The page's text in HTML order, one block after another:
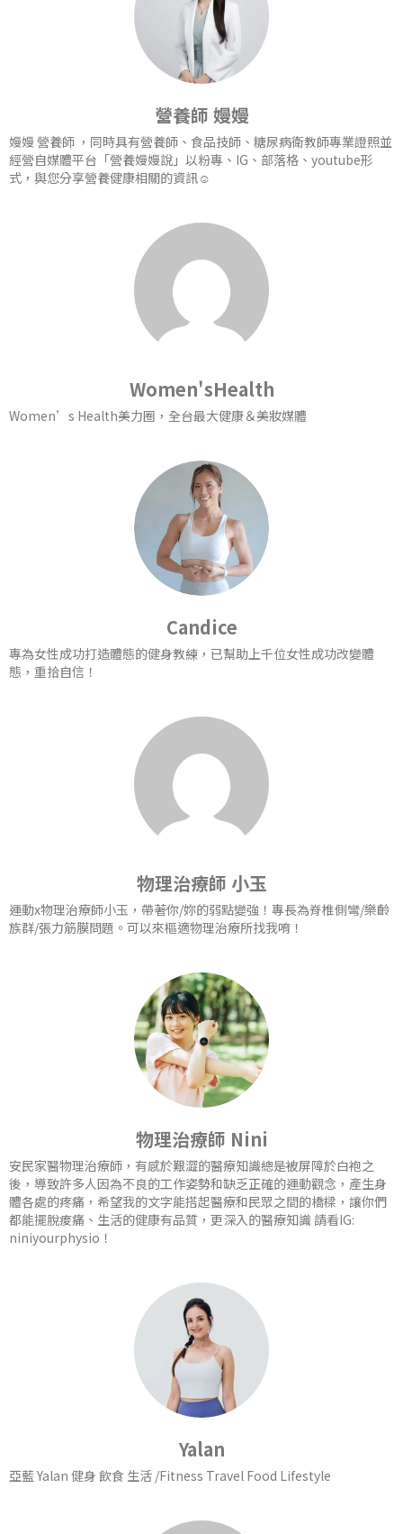
營養師 嫚嫚
嫚嫚 營養師 ，同時具有營養師、食品技師、糖尿病衛教師專業證照並
經營自媒體平台「營養嫚嫚說」以粉專、IG、部落格、youtube形
式，與您分享營養健康相關的資訊☺️
Women'sHealth
Women’s Health美力圈，全台最大健康＆美妝媒體
Candice
專為女性成功打造體態的健身教練，已幫助上千位女性成功改變體
態，重拾自信！
物理治療師 小玉
運動x物理治療師小玉，帶著你/妳的弱點變強！專長為脊椎側彎/樂齡
族群/張力筋膜問題。可以來樞適物理治療所找我唷！
物理治療師 Nini
安民家醫物理治療師，有感於艱澀的醫療知識總是被屏障於白袍之
後，導致許多人因為不良的工作姿勢和缺乏正確的運動觀念，產生身
體各處的疼痛，希望我的文字能搭起醫療和民眾之間的橋樑，讓你們
都能擺脫痠痛、生活的健康有品質，更深入的醫療知識 請看IG:
niniyourphysio！
Yalan
亞藍 Yalan 健身 飲食 生活 /Fitness Travel Food Lifestyle